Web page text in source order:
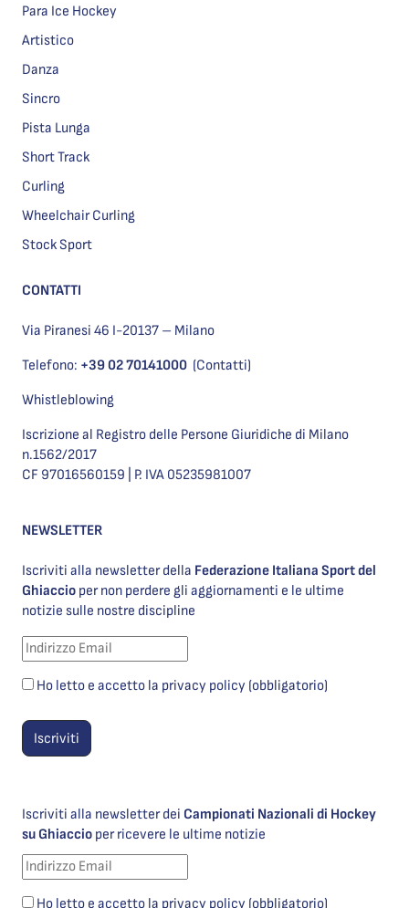
Para Ice Hockey
Artistico
Danza
Sincro
Pista Lunga
Short Track
Curling
Wheelchair Curling
Stock Sport
CONTATTI
Via Piranesi 46 I-20137 – Milano
Telefono: +39 02 70141000 (Contatti)
Whistleblowing
Iscrizione al Registro delle Persone Giuridiche di Milano
n.1562/2017
CF 97016560159 | P. IVA 05235981007
NEWSLETTER
Iscriviti alla newsletter della Federazione Italiana Sport del
Ghiaccio per non perdere gli aggiornamenti e le ultime
notizie sulle nostre discipline
Ho letto e accetto la privacy policy (obbligatorio)
Iscriviti alla newsletter dei Campionati Nazionali di Hockey
su Ghiaccio per ricevere le ultime notizie
Ho letto e accetto la privacy policy (obbligatorio)